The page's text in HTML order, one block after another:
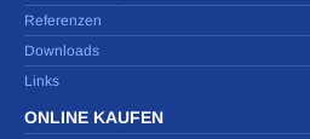
Referenzen
Downloads
Links
ONLINE KAUFEN